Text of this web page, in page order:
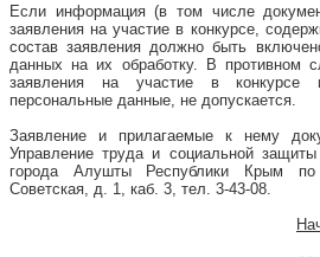
Если информация (в том числе
заявления на участие в конкурсе,
состав заявления должно быть
данных на их обработку. В противном
заявления на участие в конкурсе
персональные данные, не допускается.
Заявление и прилагаемые к нему
Управление труда и социальной
города Алушты Республики Крым
Советская, д. 1, каб. 3, тел. 3-43-08.